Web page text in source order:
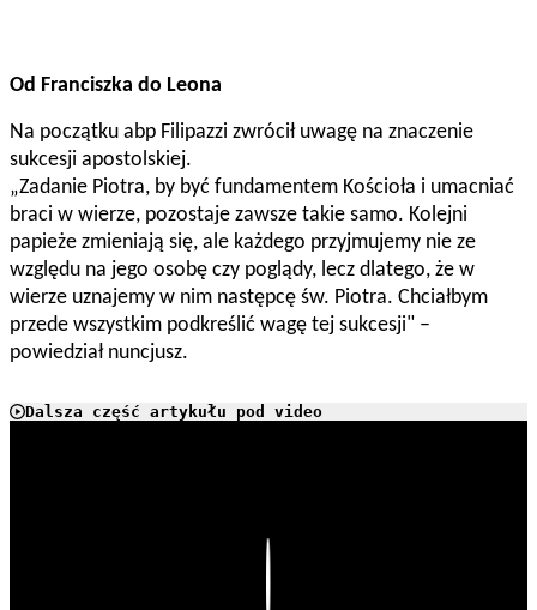
Od Franciszka do Leona
Na początku abp Filipazzi zwrócił uwagę na znaczenie
sukcesji apostolskiej.
„Zadanie Piotra, by być fundamentem Kościoła i umacniać
braci w wierze, pozostaje zawsze takie samo. Kolejni
papieże zmieniają się, ale każdego przyjmujemy nie ze
względu na jego osobę czy poglądy, lecz dlatego, że w
wierze uznajemy w nim następcę św. Piotra. Chciałbym
przede wszystkim podkreślić wagę tej sukcesji" –
powiedział nuncjusz.
Dalsza część artykułu pod video